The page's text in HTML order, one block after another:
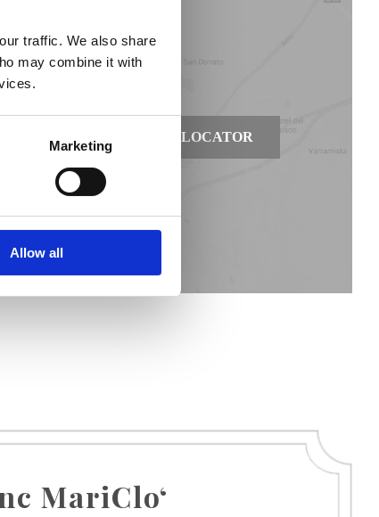
traffic. We also share
may combine it with
Marketing
Allow all
STORE LOCATOR
MariClo‘